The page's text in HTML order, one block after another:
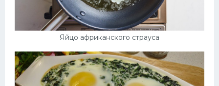
Яйцо африканского страуса